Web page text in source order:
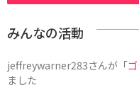
みんなの活動
jeffreywarner283さんが「
ました